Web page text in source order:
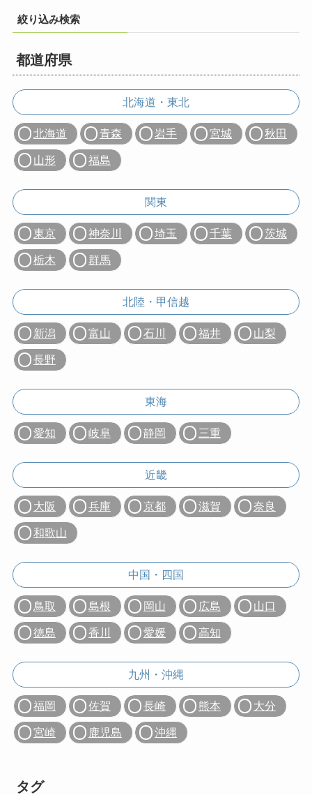
絞り込み検索
都道府県
北海道・東北
北海道 青森 岩手 宮城 秋田
山形 福島
関東
東京 神奈川 埼玉 千葉 茨城
栃木 群馬
北陸・甲信越
新潟 富山 石川 福井 山梨
長野
東海
愛知 岐阜 静岡 三重
近畿
大阪 兵庫 京都 滋賀 奈良
和歌山
中国・四国
鳥取 島根 岡山 広島 山口
徳島 香川 愛媛 高知
九州・沖縄
福岡 佐賀 長崎 熊本 大分
宮崎 鹿児島 沖縄
タグ